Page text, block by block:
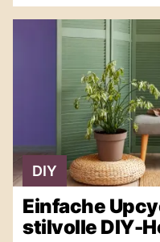
DIY
Einfache
stilvolle DIY-